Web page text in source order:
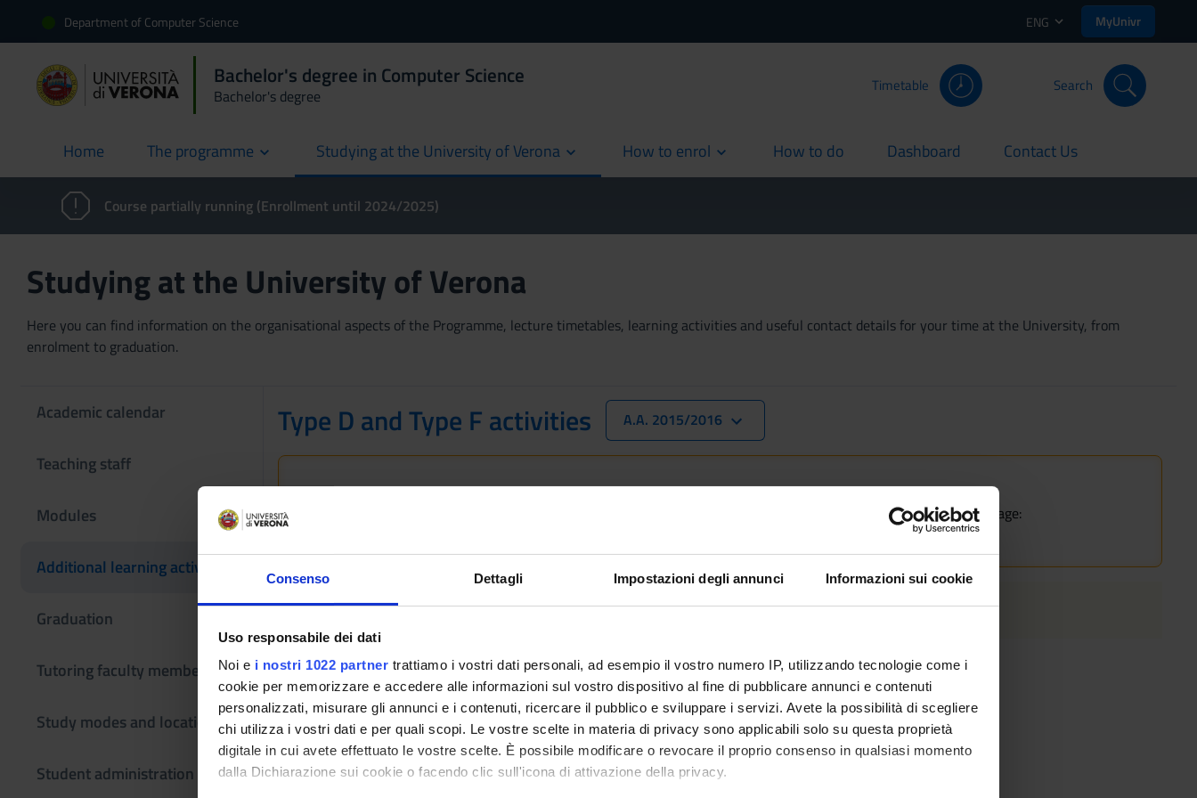
Consenso Dettagli Impostazioni degli annunci Informazioni sui cookie
Uso responsabile dei dati
Noi e i nostri 1022 partner trattiamo i vostri dati personali, ad esempio il vostro numero IP, utilizzando tecnologie come i
cookie per memorizzare e accedere alle informazioni sul vostro dispositivo al fine di pubblicare annunci e contenuti
personalizzati, misurare gli annunci e i contenuti, ricercare il pubblico e sviluppare i servizi. Avete la possibilità di scegliere
chi utilizza i vostri dati e per quali scopi. Le vostre scelte in materia di privacy sono applicabili solo su questa proprietà
digitale in cui avete effettuato le vostre scelte. È possibile modificare o revocare il proprio consenso in qualsiasi momento
dalla Dichiarazione sui cookie o facendo clic sull'icona di attivazione della privacy.
Department of Computer Science ENG MyUnivr
Bachelor's degree in Computer Science
Bachelor's degree
Timetable Search
Home
current The programme Studying at the University of Verona How to enrol How to do
current Dashboard
current Contact Us
current
Course partially running (Enrollment until 2024/2025)
Studying at the University of Verona
Here you can find information on the organisational aspects of the Programme, lecture timetables, learning activities and useful contact details for your time at the University, from
enrolment to graduation.
Academic calendar
Teaching staff
Modules
Additional learning activities
Graduation
Tutoring faculty members
Study modes and locations
Student administration
Type D and Type F activities A.A. 2015/2016
This information is intended exclusively for students already enrolled in this course.
If you are a new student interested in enrolling, you can find information about the course of study on the course page:
Modules not yet included